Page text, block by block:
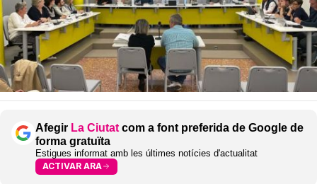
Afegir La Ciutat com a font preferida de Google de
forma gratuïta
Estigues informat amb les últimes notícies d'actualitat
ACTIVAR ARA